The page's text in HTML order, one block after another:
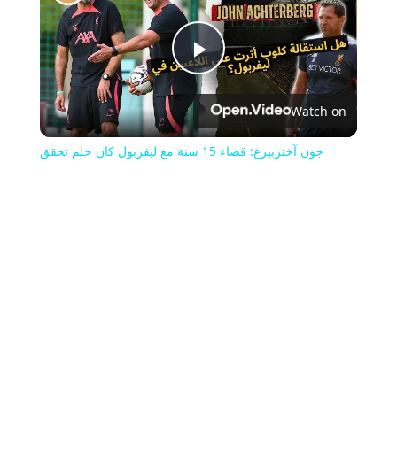
Play
Video
Watch on
جون آختربيرغ: قضاء 15 سنة مع ليفربول كان حلم تحقق